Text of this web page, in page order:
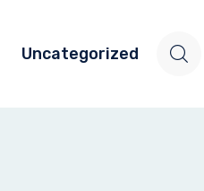
Uncategorized